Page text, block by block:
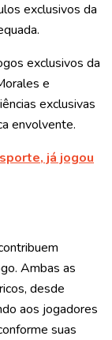
exclusivos da
exclusivos da
e
exclusivas
envolvente.
já jogou
Ambas as
desde
aos jogadores
suas